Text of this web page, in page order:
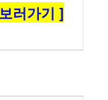
러가기 ]